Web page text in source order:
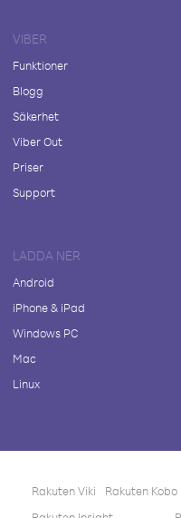
VIBER
Funktioner
Blogg
Säkerhet
Viber Out
Priser
Support
LADDA NER
Android
iPhone & iPad
Windows PC
Mac
Linux
Rakuten Viki Rakuten Kobo